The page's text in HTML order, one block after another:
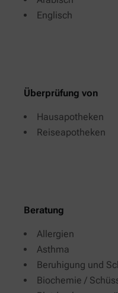
Englisch
Überprüfung von
Hausapotheken
Reiseapotheken
Beratung
Allergien
Asthma
Beruhigung und
Biochemie /